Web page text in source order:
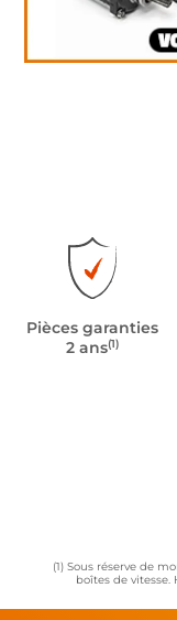
Pièces garanties
2 ans(1)
(1) Sous réserve de
boîtes de vitesse.